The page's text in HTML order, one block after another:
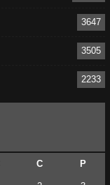
3647
3505
2233
C P